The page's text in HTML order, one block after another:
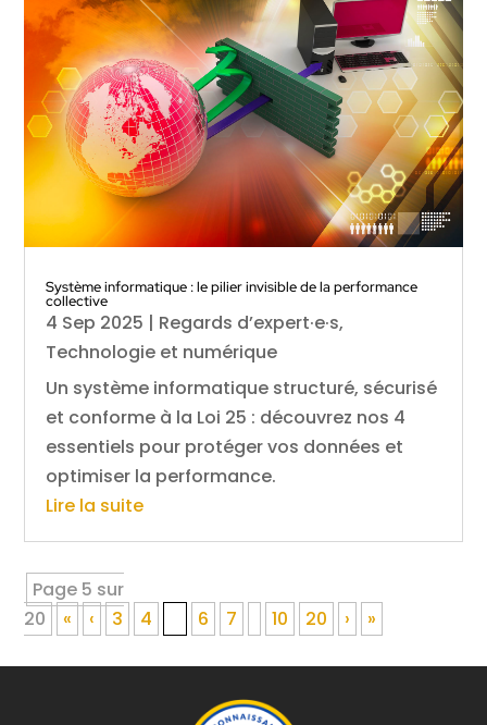
Système informatique : le pilier invisible de la performance
collective
4 Sep 2025 | Regards d’expert·e·s,
Technologie et numérique
Un système informatique structuré, sécurisé
et conforme à la Loi 25 : découvrez nos 4
essentiels pour protéger vos données et
optimiser la performance.
Lire la suite
Page 5 sur
20
« ‹ 3 4 6 7 10 20 › »